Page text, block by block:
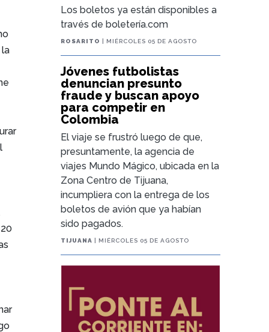
Los boletos ya están disponibles a
través de boletería.com
ROSARITO | MIÉRCOLES 05 DE AGOSTO
Jóvenes futbolistas
denuncian presunto
fraude y buscan apoyo
para competir en
Colombia
El viaje se frustró luego de que,
presuntamente, la agencia de
viajes Mundo Mágico, ubicada en la
Zona Centro de Tijuana,
incumpliera con la entrega de los
boletos de avión que ya habían
sido pagados.
TIJUANA | MIÉRCOLES 05 DE AGOSTO